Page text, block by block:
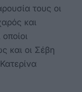
τους οι
και
και οι Σέβη